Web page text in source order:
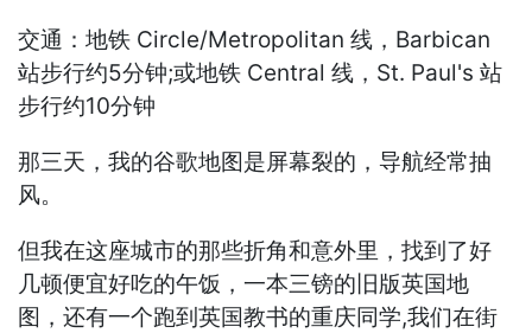
交通：地铁 Circle/Metropolitan 线，Barbican
站步行约5分钟;或地铁 Central 线，St. Paul's 站
步行约10分钟
那三天，我的谷歌地图是屏幕裂的，导航经常抽
风。
但我在这座城市的那些折角和意外里，找到了好
几顿便宜好吃的午饭，一本三镑的旧版英国地
图，还有一个跑到英国教书的重庆同学,我们在街